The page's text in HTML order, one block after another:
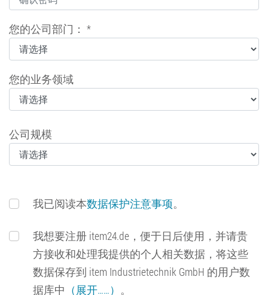
您的公司部门： *
您的业务领域
公司规模
我已阅读本数据保护注意事项。
我想要注册 item24.de，便于日后使用，并请贵
方接收和处理我提供的个人相关数据，将这些
数据保存到 item Industrietechnik GmbH 的用户数
据库中 （展开……） 。